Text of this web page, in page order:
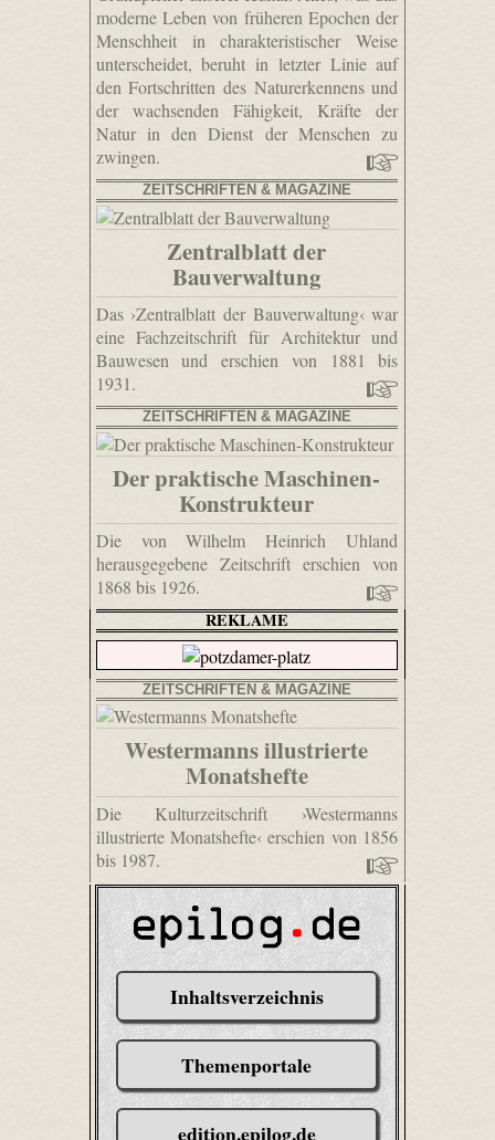
moderne Leben von früheren Epochen der
Menschheit in charakteristischer Weise
unterscheidet, beruht in letzter Linie auf
den Fortschritten des Naturerkennens und
der wachsenden Fähigkeit, Kräfte der
Natur in den Dienst der Menschen zu
zwingen.
ZEITSCHRIFTEN & MAGAZINE
Zentralblatt der
Bauverwaltung
Das ›Zentralblatt der Bauverwaltung‹ war
eine Fachzeitschrift für Architektur und
Bauwesen und erschien von 1881 bis
1931.
ZEITSCHRIFTEN & MAGAZINE
Der praktische Maschinen-
Konstrukteur
Die von Wilhelm Heinrich Uhland
herausgegebene Zeitschrift erschien von
1868 bis 1926.
REKLAME
ZEITSCHRIFTEN & MAGAZINE
Westermanns illustrierte
Monatshefte
Die Kulturzeitschrift ›Westermanns
illustrierte Monatshefte‹ erschien von 1856
bis 1987.
Inhaltsverzeichnis
Themenportale
edition.epilog.de